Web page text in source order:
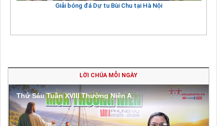
Giải bóng đá Dự tu Bùi Chu tại Hà Nội
LỜI CHÚA MỖI NGÀY
Thứ Sáu Tuần XVIII Thường Niên A